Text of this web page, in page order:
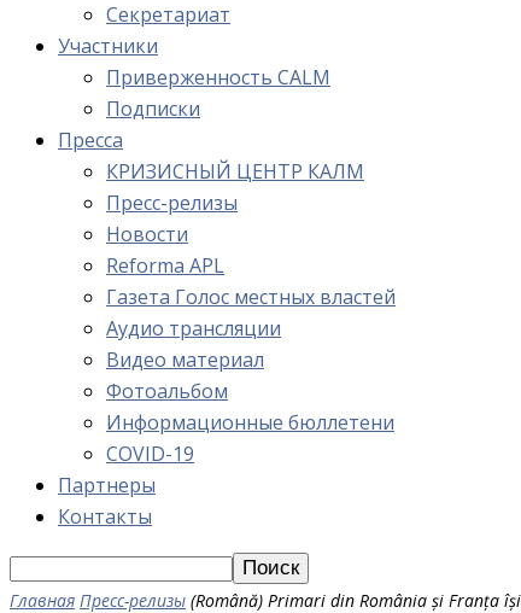
Cекретариат
Участники
Приверженность CALM
Подписки
Пресса
КРИЗИСНЫЙ ЦЕНТР КАЛМ
Пресс-релизы
Новости
Reforma APL
Газета Голос местных властей
Аудио трансляции
Видео материал
Фотоальбом
Информационные бюллетени
COVID-19
Партнеры
Контакты
Главная Пресс-релизы (Română) Primari din România și Franța